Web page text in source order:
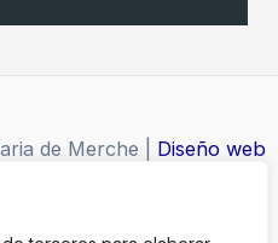
de Merche | Diseño web